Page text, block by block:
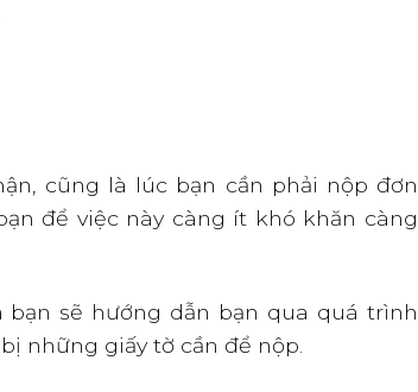
cũng là lúc bạn cần phải nộp đơn
để việc này càng ít khó khăn càng
sẽ hướng dẫn bạn qua quá trình
những giấy tờ cần để nộp.